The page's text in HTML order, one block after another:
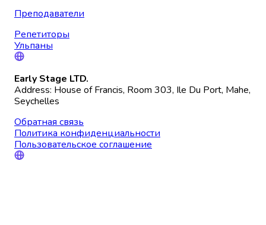
Преподаватели
Репетиторы
Ульпаны
Early Stage LTD.
Address: House of Francis, Room 303, Ile Du Port, Mahe,
Seychelles
Обратная связь
Политика конфиденциальности
Пользовательское соглашение